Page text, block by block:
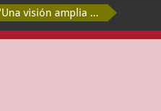
Mesa redonda: "Una visión amplia de la crisis SARS-CoV-2. Impacto y efectos en la población ”